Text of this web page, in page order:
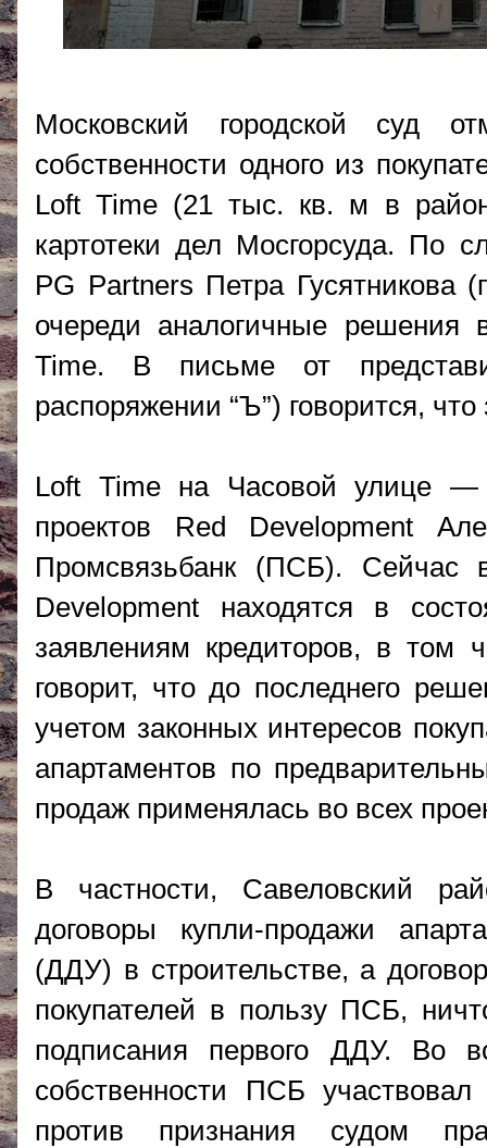
Московский городской суд
собственности одного из
Loft Time (21 тыс. кв. м в
картотеки дел Мосгорсуда. По
PG Partners Петра Гусятникова
очереди аналогичные решения
Time. В письме от
распоряжении “Ъ”) говорится,
Loft Time на Часовой улице —
проектов Red Development
Промсвязьбанк (ПСБ). Сейчас
Development находятся в
заявлениям кредиторов, в том
говорит, что до последнего
учетом законных интересов
апартаментов по
продаж применялась во всех
В частности, Савеловский
договоры купли-продажи
(ДДУ) в строительстве, а
покупателей в пользу ПСБ,
подписания первого ДДУ. Во
собственности ПСБ
против признания судом